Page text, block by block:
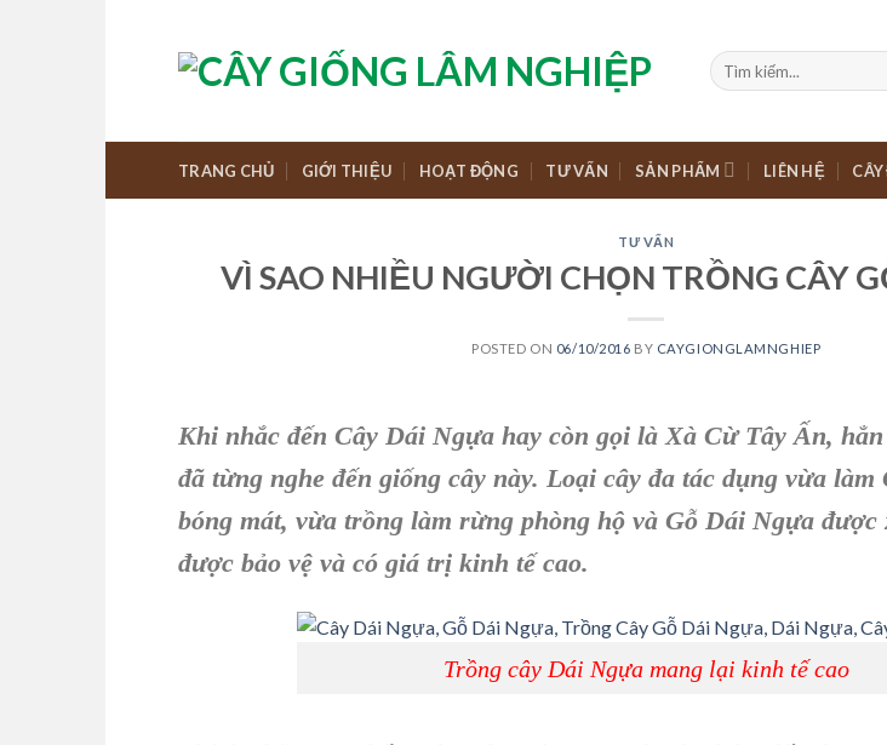
TRANG CHỦ GIỚI THIỆU HOẠT ĐỘNG TƯ VẤN SẢN PHẨM LIÊN HỆ
TƯ VẤN
VÌ SAO NHIỀU NGƯỜI CHỌN TRỒNG CÂY
POSTED ON 06/10/2016 BY CAYGIONGLAMNGHIEP
Khi nhắc đến Cây Dái Ngựa hay còn gọi là Xà Cừ Tây Ấn,
đã từng nghe đến giống cây này. Loại cây đa tác dụng vừa làm
bóng mát, vừa trồng làm rừng phòng hộ và Gỗ Dái Ngựa được
được bảo vệ và có giá trị kinh tế cao.
Trồng cây Dái Ngựa mang lại kinh tế cao